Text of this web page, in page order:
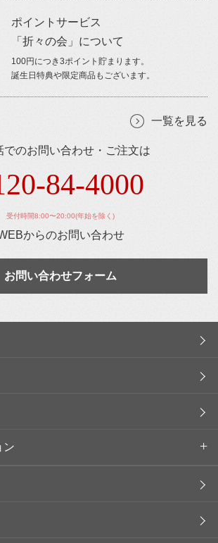
ポイントサービス
「折々の会」について
100円につき3ポイント貯まります。
誕生日特典や限定商品もございます。
一覧を見る
でのお問い合わせ・ご注文は
84-4000
受付時間8:00〜20:00(年始を除く)
からのお問い合わせ
お問い合わせフォーム
ン